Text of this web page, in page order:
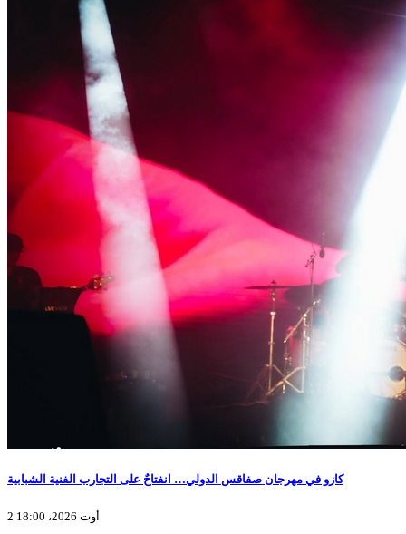
كازو في مهرجان صفاقس الدولي… انفتاحٌ على التجارب الفنية الشبابية
2 أوت 2026، 18:00